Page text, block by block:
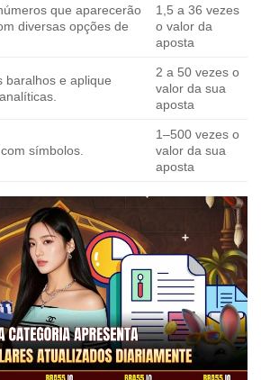
que aparecerão
diversas opções de
1,5 a 36 vezes
o valor da
aposta
baralhos e aplique
2 a 50 vezes o
valor da sua
aposta
símbolos.
1–500 vezes o
valor da sua
aposta